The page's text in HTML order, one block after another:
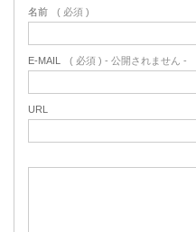
名前 ( 必須 )
E-MAIL ( 必須 ) - 公開されません -
URL